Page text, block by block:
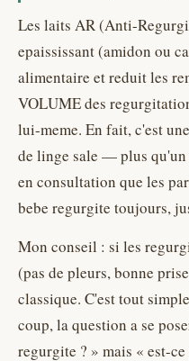
Les laits AR (Anti-
epaississant (amidon ou
alimentaire et reduit les
VOLUME des
lui-meme. En fait, c'est
de linge sale — plus qu'un
en consultation que les
bebe regurgite toujours,
Mon conseil : si les
(pas de pleurs, bonne
classique. C'est tout
coup, la question a se
regurgite ? » mais « est-